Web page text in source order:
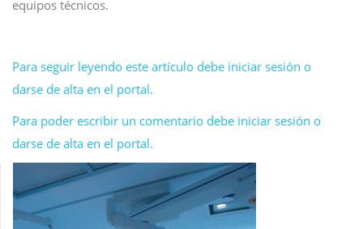
equipos técnicos.
Para seguir leyendo este artículo debe iniciar sesión o
darse de alta en el portal.
Para poder escribir un comentario debe iniciar sesión o
darse de alta en el portal.